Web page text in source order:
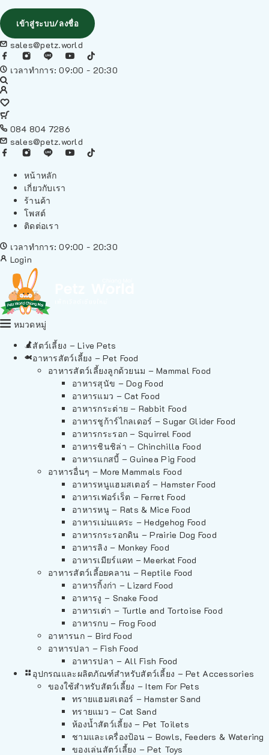
เข้าสู่ระบบ/ลงชื่อ
sales@petz.world
เวลาทำการ: 09:00 - 20:30
084 804 7286
sales@petz.world
หน้าหลัก
เกี่ยวกับเรา
ร้านค้า
โพสต์
ติดต่อเรา
เวลาทำการ: 09:00 - 20:30
Login
หมวดหมู่
สัตว์เลี้ยง – Live Pets
อาหารสัตว์เลี้ยง – Pet Food
อาหารสัตว์เลี้ยงลูกด้วยนม – Mammal Food
อาหารสุนัข – Dog Food
อาหารแมว – Cat Food
อาหารกระต่าย – Rabbit Food
อาหารชูก้าร์ไกลเดอร์ – Sugar Glider Food
อาหารกระรอก – Squirrel Food
อาหารชินชิล่า – Chinchilla Food
อาหารแกสบี้ – Guinea Pig Food
อาหารอื่นๆ – More Mammals Food
อาหารหนูแฮมสเตอร์ – Hamster Food
อาหารเฟอร์เร็ต – Ferret Food
อาหารหนู – Rats & Mice Food
อาหารเม่นแคระ – Hedgehog Food
อาหารกระรอกดิน – Prairie Dog Food
อาหารลิง – Monkey Food
อาหารเมียร์แคท – Meerkat Food
อาหารสัตว์เลี้อยคลาน – Reptile Food
อาหารกิ้งก่า – Lizard Food
อาหารงู – Snake Food
อาหารเต่า – Turtle and Tortoise Food
อาหารกบ – Frog Food
อาหารนก – Bird Food
อาหารปลา – Fish Food
อาหารปลา – All Fish Food
อุปกรณและผลิตภัณฑ์สำหรับสัตว์เลี้ยง – Pet Accessories
ของใช้สำหรับสัตว์เลี้ยง – Item For Pets
ทรายแฮมสเตอร์ – Hamster Sand
ทรายแมว – Cat Sand
ห้องน้ำสัตว์เลี้ยง – Pet Toilets
ชามและเครื่องป้อน – Bowls, Feeders & Watering
ของเล่นสัตว์เลี้ยง – Pet Toys